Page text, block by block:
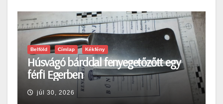
Belföld Címlap Kékfény
Húsvágó bárddal fenyegetőzőtt egy
férfi Egerben
júl 30, 2026